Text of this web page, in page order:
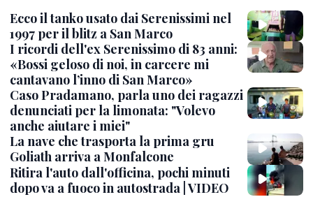
Ecco il tanko usato dai Serenissimi nel
1997 per il blitz a San Marco
I ricordi dell'ex Serenissimo di 83 anni:
«Bossi geloso di noi, in carcere mi
cantavano l’inno di San Marco»
Caso Pradamano, parla uno dei ragazzi
denunciati per la limonata: "Volevo
anche aiutare i miei"
La nave che trasporta la prima gru
Goliath arriva a Monfalcone
Ritira l'auto dall'officina, pochi minuti
dopo va a fuoco in autostrada | VIDEO